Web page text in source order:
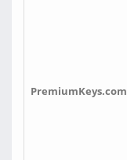
PremiumKeys.com